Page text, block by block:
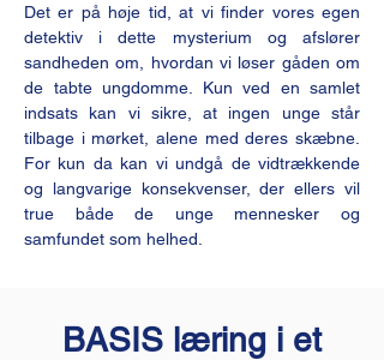
Det er på høje tid, at vi finder vores egen
detektiv i dette mysterium og afslører
sandheden om, hvordan vi løser gåden om
de tabte ungdomme. Kun ved en samlet
indsats kan vi sikre, at ingen unge står
tilbage i mørket, alene med deres skæbne.
For kun da kan vi undgå de vidtrækkende
og langvarige konsekvenser, der ellers vil
true både de unge mennesker og
samfundet som helhed.
BASIS læring i et